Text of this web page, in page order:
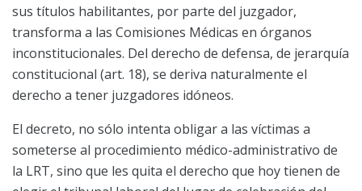
sus títulos habilitantes, por parte del juzgador,
transforma a las Comisiones Médicas en órganos
inconstitucionales. Del derecho de defensa, de jerarquía
constitucional (art. 18), se deriva naturalmente el
derecho a tener juzgadores idóneos.
El decreto, no sólo intenta obligar a las víctimas a
someterse al procedimiento médico-administrativo de
la LRT, sino que les quita el derecho que hoy tienen de